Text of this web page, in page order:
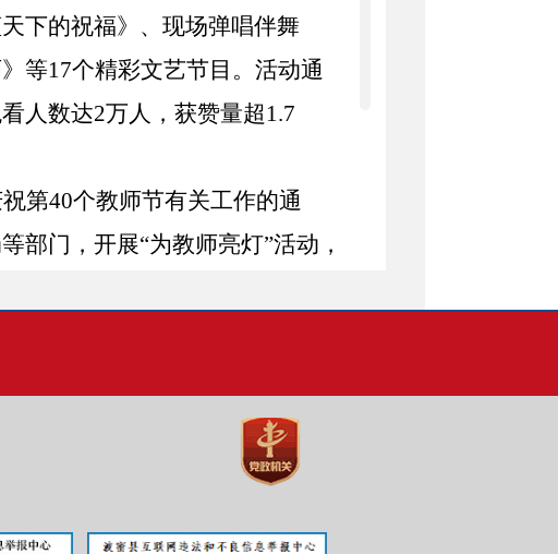
下的祝福》、现场弹唱伴舞
等17个精彩文艺节目。活动通
人数达2万人，获赞量超1.7
第40个教师节有关工作的通
部门，开展“为教师亮灯”活动 ，
录、尼玛扎西、何钢、小普
动。离退休干部职工、各单位